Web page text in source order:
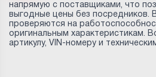
напрямую с поставщиками, что
выгодные цены без посредников.
проверяются на
оригинальным характеристикам.
артикулу, VIN-номеру и